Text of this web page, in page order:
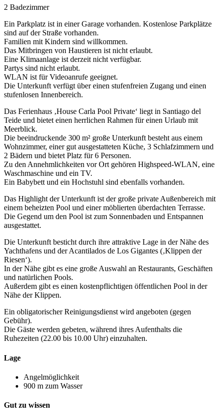
2 Badezimmer
Ein Parkplatz ist in einer Garage vorhanden. Kostenlose Parkplätze
sind auf der Straße vorhanden.
Familien mit Kindern sind willkommen.
Das Mitbringen von Haustieren ist nicht erlaubt.
Eine Klimaanlage ist derzeit nicht verfügbar.
Partys sind nicht erlaubt.
WLAN ist für Videoanrufe geeignet.
Die Unterkunft verfügt über einen stufenfreien Zugang und einen
stufenlosen Innenbereich.
Das Ferienhaus ‚House Carla Pool Private‘ liegt in Santiago del
Teide und bietet einen herrlichen Rahmen für einen Urlaub mit
Meerblick.
Die beeindruckende 300 m² große Unterkunft besteht aus einem
Wohnzimmer, einer gut ausgestatteten Küche, 3 Schlafzimmern und
2 Bädern und bietet Platz für 6 Personen.
Zu den Annehmlichkeiten vor Ort gehören Highspeed-WLAN, eine
Waschmaschine und ein TV.
Ein Babybett und ein Hochstuhl sind ebenfalls vorhanden.
Das Highlight der Unterkunft ist der große private Außenbereich mit
einem beheizten Pool und einer möblierten überdachten Terrasse.
Die Gegend um den Pool ist zum Sonnenbaden und Entspannen
ausgestattet.
Die Unterkunft besticht durch ihre attraktive Lage in der Nähe des
Yachthafens und der Acantilados de Los Gigantes (‚Klippen der
Riesen‘).
In der Nähe gibt es eine große Auswahl an Restaurants, Geschäften
und natürlichen Pools.
Außerdem gibt es einen kostenpflichtigen öffentlichen Pool in der
Nähe der Klippen.
Ein obligatorischer Reinigungsdienst wird angeboten (gegen
Gebühr).
Die Gäste werden gebeten, während ihres Aufenthalts die
Ruhezeiten (22.00 bis 10.00 Uhr) einzuhalten.
Lage
Angelmöglichkeit
900 m zum Wasser
Gut zu wissen